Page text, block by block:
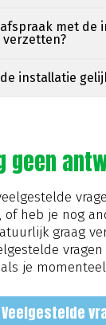
met de
verzetten?
de installatie
geen
of heb je nog
graag
je
Veelgestelde